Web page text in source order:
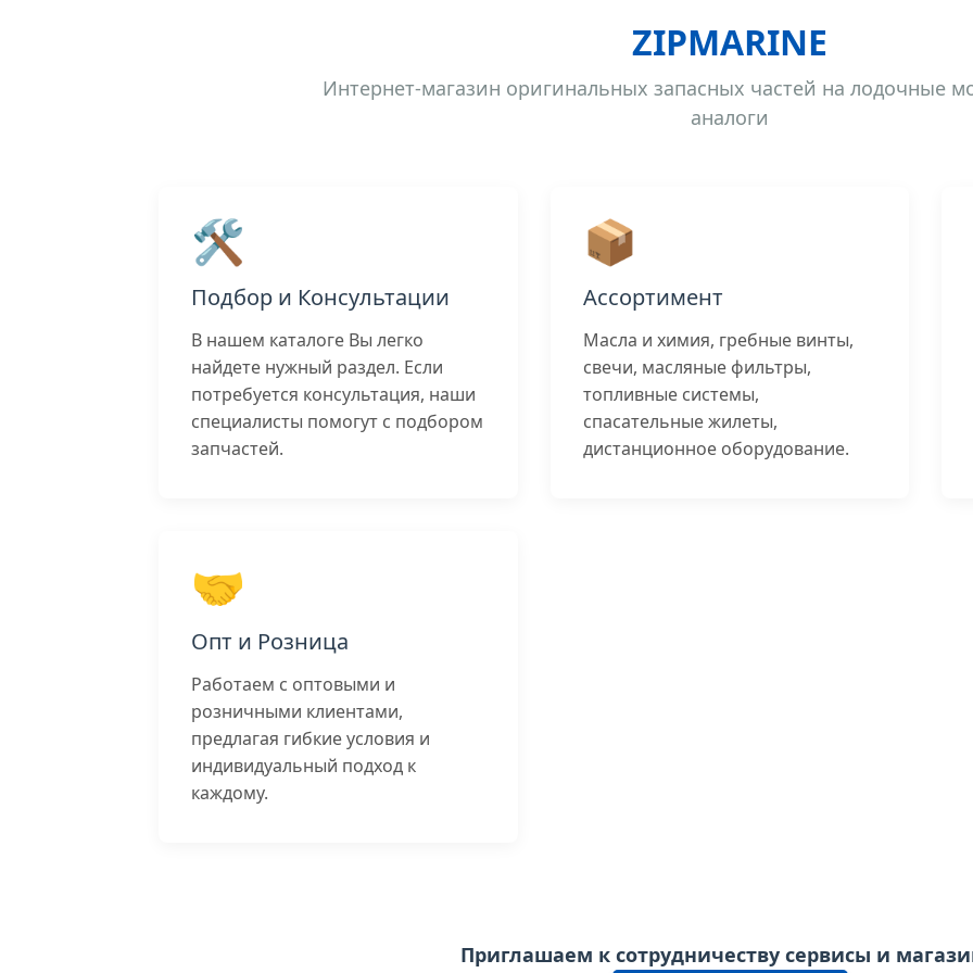
ZIPMARINE
Интернет-магазин оригинальных запасных частей на лодочные
аналоги
🛠️
Подбор и Консультации
В нашем каталоге Вы легко
найдете нужный раздел. Если
потребуется консультация, наши
специалисты помогут с подбором
запчастей.
📦
Ассортимент
Масла и химия, гребные винты,
свечи, масляные фильтры,
топливные системы,
спасательные жилеты,
дистанционное оборудование.
🤝
Опт и Розница
Работаем с оптовыми и
розничными клиентами,
предлагая гибкие условия и
индивидуальный подход к
каждому.
Приглашаем к сотрудничеству сервисы и